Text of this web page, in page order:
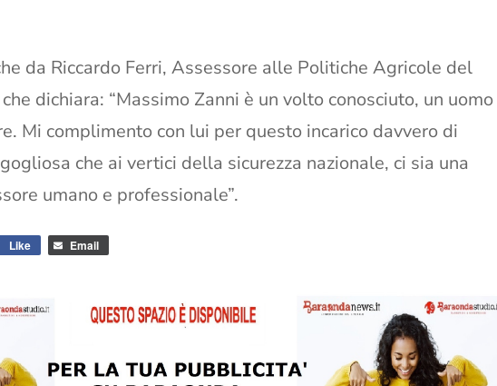
da Riccardo Ferri, Assessore alle Politiche Agricole del
dichiara: “Massimo Zanni è un volto conosciuto, un uomo
Mi complimento con lui per questo incarico davvero di
che ai vertici della sicurezza nazionale, ci sia una
umano e professionale”.
Like Email